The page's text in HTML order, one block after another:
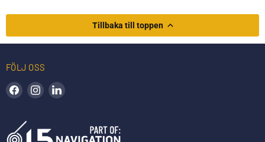
Tillbaka till toppen
FÖLJ OSS
Hitta oss på Facebook
Hitta oss på Instagram